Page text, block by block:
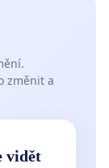
změnit a
vidět